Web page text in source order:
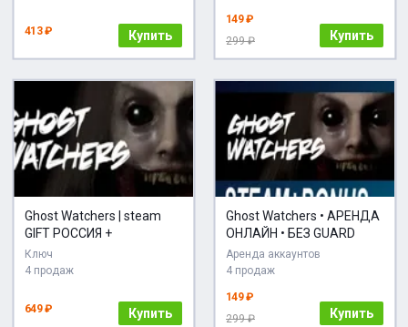
413 ₽ Купить
149 ₽
299 ₽
Купить
Ghost Watchers | steam
GIFT РОССИЯ +
Ключ
4 продаж
649 ₽ Купить
Ghost Watchers • АРЕНДА
ОНЛАЙН • БЕЗ GUARD
Аренда аккаунтов
4 продаж
149 ₽
299 ₽
Купить